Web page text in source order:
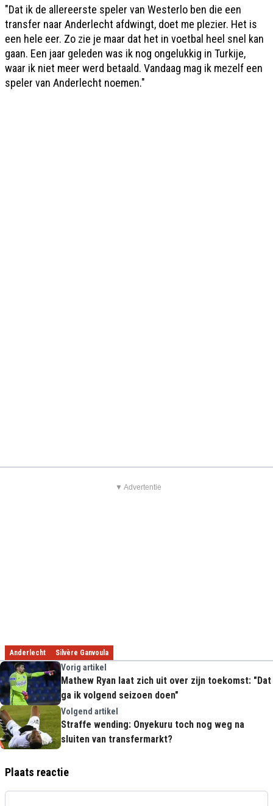
"Dat ik de allereerste speler van Westerlo ben die een
transfer naar Anderlecht afdwingt, doet me plezier. Het is
een hele eer. Zo zie je maar dat het in voetbal heel snel kan
gaan. Een jaar geleden was ik nog ongelukkig in Turkije,
waar ik niet meer werd betaald. Vandaag mag ik mezelf een
speler van Anderlecht noemen."
▼ Advertentie
Anderlecht Silvère Ganvoula
Vorig artikel
Mathew Ryan laat zich uit over zijn toekomst: "Dat
ga ik volgend seizoen doen"
Volgend artikel
Straffe wending: Onyekuru toch nog weg na
sluiten van transfermarkt?
Plaats reactie